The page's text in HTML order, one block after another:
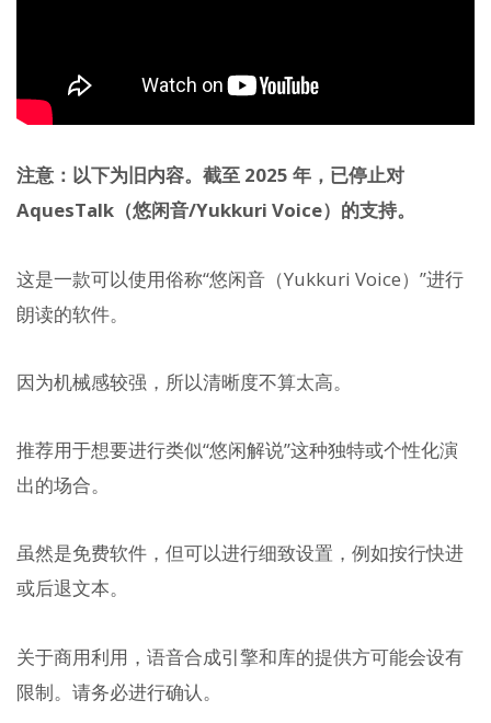
注意：以下为旧内容。截至 2025 年，已停止对
AquesTalk（悠闲音/Yukkuri Voice）的支持。
这是一款可以使用俗称“悠闲音（Yukkuri Voice）”进行
朗读的软件。
因为机械感较强，所以清晰度不算太高。
推荐用于想要进行类似“悠闲解说”这种独特或个性化演
出的场合。
虽然是免费软件，但可以进行细致设置，例如按行快进
或后退文本。
关于商用利用，语音合成引擎和库的提供方可能会设有
限制。请务必进行确认。